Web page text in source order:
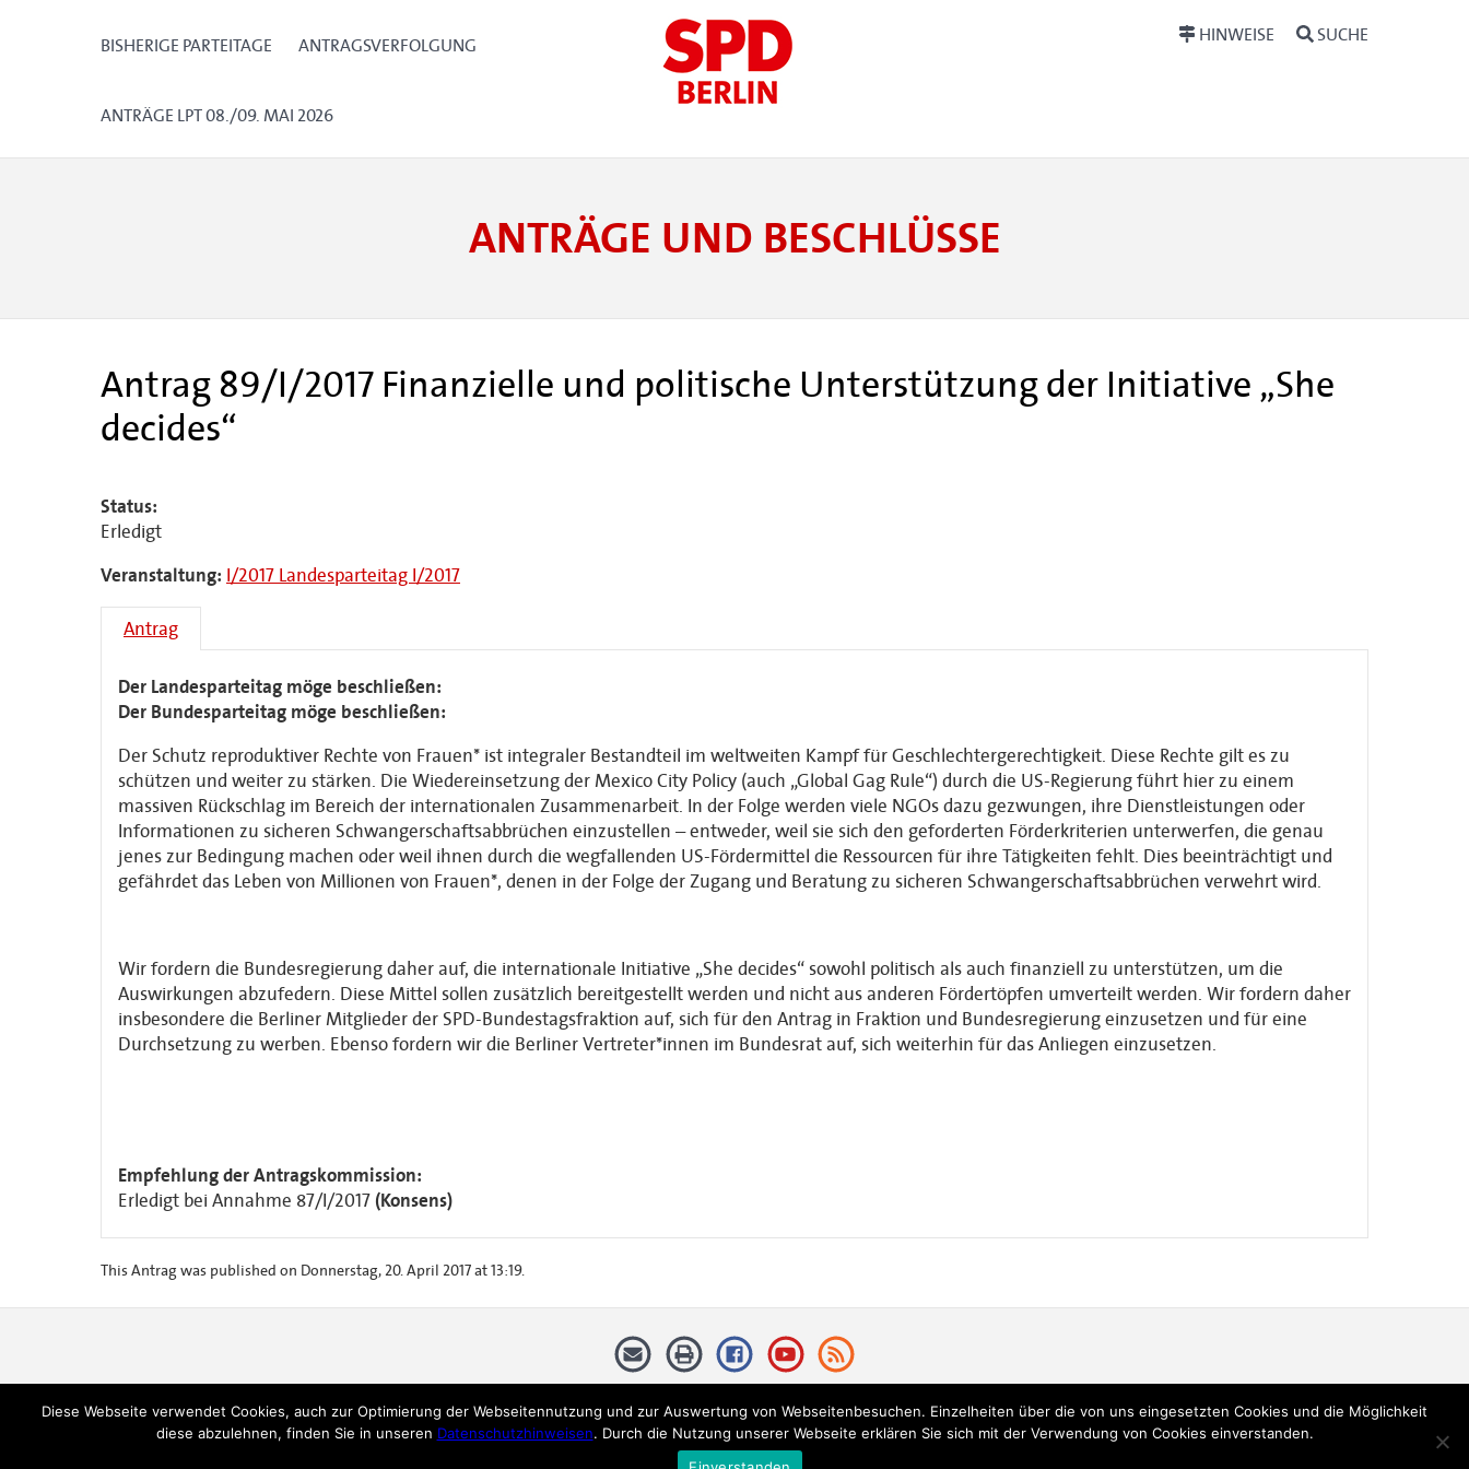
BISHERIGE PARTEITAGE ANTRAGSVERFOLGUNG
ANTRÄGE LPT 08./09. MAI 2026
HINWEISE SUCHE
ANTRÄGE UND BESCHLÜSSE
Antrag 89/I/2017 Finanzielle und politische Unterstützung der Initiative „She
decides“
Status:
Erledigt
Veranstaltung: I/2017 Landesparteitag I/2017
Antrag
Der Landesparteitag möge beschließen:
Der Bundesparteitag möge beschließen:
Der Schutz reproduktiver Rechte von Frauen* ist integraler Bestandteil im weltweiten Kampf für Geschlechtergerechtigkeit. Diese Rechte gilt es zu
schützen und weiter zu stärken. Die Wiedereinsetzung der Mexico City Policy (auch „Global Gag Rule“) durch die US-Regierung führt hier zu einem
massiven Rückschlag im Bereich der internationalen Zusammenarbeit. In der Folge werden viele NGOs dazu gezwungen, ihre Dienstleistungen oder
Informationen zu sicheren Schwangerschaftsabbrüchen einzustellen – entweder, weil sie sich den geforderten Förderkriterien unterwerfen, die genau
jenes zur Bedingung machen oder weil ihnen durch die wegfallenden US-Fördermittel die Ressourcen für ihre Tätigkeiten fehlt. Dies beeinträchtigt und
gefährdet das Leben von Millionen von Frauen*, denen in der Folge der Zugang und Beratung zu sicheren Schwangerschaftsabbrüchen verwehrt wird.
Wir fordern die Bundesregierung daher auf, die internationale Initiative „She decides“ sowohl politisch als auch finanziell zu unterstützen, um die
Auswirkungen abzufedern. Diese Mittel sollen zusätzlich bereitgestellt werden und nicht aus anderen Fördertöpfen umverteilt werden. Wir fordern daher
insbesondere die Berliner Mitglieder der SPD-Bundestagsfraktion auf, sich für den Antrag in Fraktion und Bundesregierung einzusetzen und für eine
Durchsetzung zu werben. Ebenso fordern wir die Berliner Vertreter*innen im Bundesrat auf, sich weiterhin für das Anliegen einzusetzen.
Empfehlung der Antragskommission:
Erledigt bei Annahme 87/I/2017 (Konsens)
This Antrag was published on Donnerstag, 20. April 2017 at 13:19.
SPD Berlin, Kurt-Schumacher-Haus, Müllerstr. 163, 13353 Berlin
Fon: (030) 4692-222, Fax: (030) 4692-164
Datenschutzhinweise Bisherige Landesparteitagsbeschlüsse
Impressum
Diese Webseite verwendet Cookies, auch zur Optimierung der Webseitennutzung und zur Auswertung von Webseitenbesuchen. Einzelheiten über die von uns eingesetzten Cookies und die Möglichkeit
diese abzulehnen, finden Sie in unseren Datenschutzhinweisen. Durch die Nutzung unserer Webseite erklären Sie sich mit der Verwendung von Cookies einverstanden.